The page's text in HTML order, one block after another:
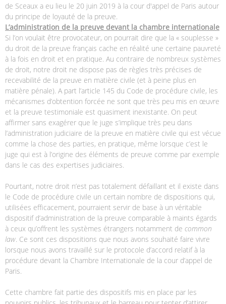
de Sceaux a eu lieu le 20 juin 2019 à la cour d'appel de Paris autour
du principe de loyauté de la preuve.
L’administration de la preuve devant la chambre internationale
Si l’on voulait être provocateur, on pourrait dire que la « souplesse »
du droit de la preuve français cache en réalité une certaine pauvreté
à la fois en droit et en pratique. Au contraire de nombreux systèmes
de droit, notre droit ne dispose pas de règles très précises de
recevabilité de la preuve en matière civile (et à peine plus en
matière pénale). A part l’article 145 du Code de procédure civile, les
mécanismes d’obtention forcée ne sont que très peu mis en œuvre
et la preuve testimoniale est quasiment inexistante. On peut
affirmer sans exagérer que le juge s’implique très peu dans
l’administration judiciaire de la preuve en matière civile qui est vécue
comme la chose des parties, en pratique, même lorsque c’est le
juge qui est à l’origine des éléments de preuve comme par exemple
dans le cas des expertises judiciaires.
Pourtant, notre droit n’est pas totalement défaillant et il existe dans
le Code de procédure civile un certain nombre de dispositions qui,
utilisées efficacement, pourraient servir de base à un véritable
dispositif d’administration de la preuve comparable à maints égards
à ceux qu’offrent les systèmes étrangers notamment de common
law. Ce sont ces dispositions que nous avons souhaité faire vivre
lorsque nous avons travaillé sur le protocole d’accord relatif à la
procédure devant la Chambre Internationale de la cour d’appel de
Paris.
Cette chambre fait partie des dispositifs mis en place par les